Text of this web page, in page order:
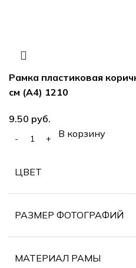
Рамка пластиковая
см (А4) 1210
руб.
В корзину
ЦВЕТ
РАЗМЕР ФОТОГРАФИЙ
МАТЕРИАЛ РАМЫ